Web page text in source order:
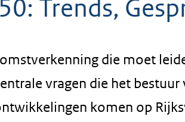
Trends,
die moet
vragen die het
komen op